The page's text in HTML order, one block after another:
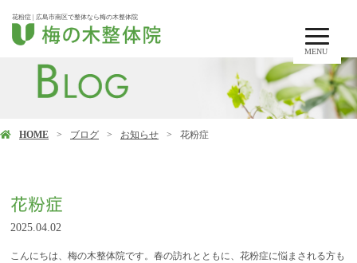
MENU
花粉症 | 広島市南区で整体なら梅の木整体院
HOME ブログ お知らせ 花粉症
花粉症
2025.04.02
こんにちは、梅の木整体院です。春の訪れとともに、花粉症に悩まされる方も